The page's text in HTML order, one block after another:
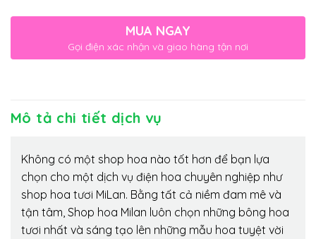
MUA NGAY
Gọi điện xác nhận và giao hàng tận nơi
Mô tả chi tiết dịch vụ
Không có một shop hoa nào tốt hơn để bạn lựa
chọn cho một dịch vụ điện hoa chuyên nghiệp như
shop hoa tươi MiLan. Bằng tất cả niềm đam mê và
tận tâm, Shop hoa Milan luôn chọn những bông hoa
tươi nhất và sáng tạo lên những mẫu hoa tuyệt vời